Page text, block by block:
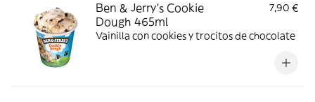
Ben & Jerry’s Cookie
Dough 465ml
7,90 €
Vainilla con cookies y trocitos de chocolate